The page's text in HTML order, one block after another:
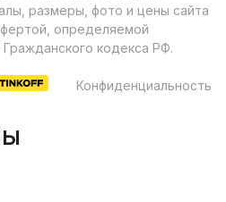
размеры, фото и цены сайта
определяемой
кодекса РФ.
Конфиденциальность